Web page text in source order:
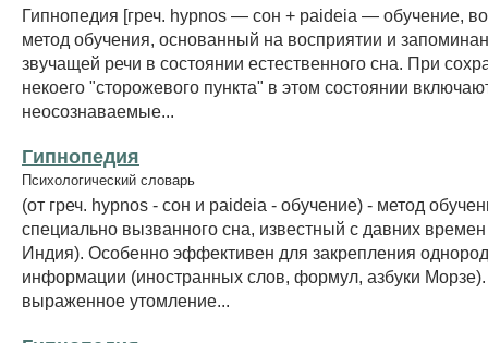
Гипнопедия [греч. hypnos — сон + paideia — обучение,
метод обучения, основанный на восприятии и
звучащей речи в состоянии естественного сна. При
некоего "сторожевого пункта" в этом состоянии
неосознаваемые...
Гипнопедия
Психологический словарь
(от греч. hypnos - сон и paideia - обучение) - метод
специально вызванного сна, известный с давних
Индия). Особенно эффективен для закрепления
информации (иностранных слов, формул, азбуки
выраженное утомление...